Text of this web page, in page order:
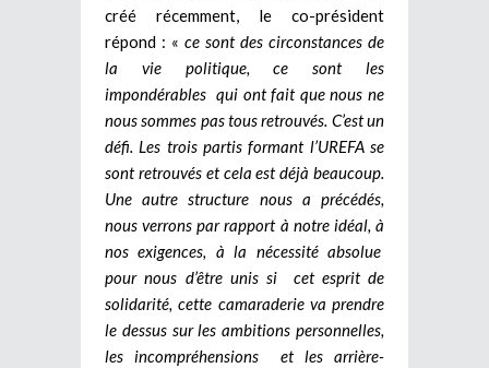
créé récemment, le co-président
répond : « ce sont des circonstances de
la vie politique, ce sont les
impondérables qui ont fait que nous ne
nous sommes pas tous retrouvés. C’est un
défi. Les trois partis formant l’UREFA se
sont retrouvés et cela est déjà beaucoup.
Une autre structure nous a précédés,
nous verrons par rapport à notre idéal, à
nos exigences, à la nécessité absolue
pour nous d’être unis si cet esprit de
solidarité, cette camaraderie va prendre
le dessus sur les ambitions personnelles,
les incompréhensions et les arrière-